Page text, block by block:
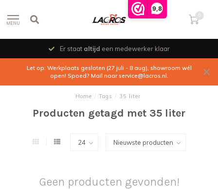
9,8
MENU
0
Er staat altijd een medewerker klaar
Let op: Werkplaats gesloten (27 juli - 8 aug), showroom wél
open! Spoed? Mail naarservice@lacros.nl.
Home / Tags / 35 liter
Producten getagd met 35 liter
Geen producten gevonden!